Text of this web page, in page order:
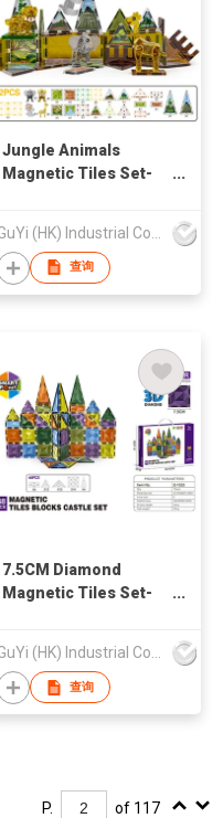
Jungle Animals
Magnetic Tiles Set-
查询
7.5CM Diamond
Magnetic Tiles Set-
查询
P. of 117